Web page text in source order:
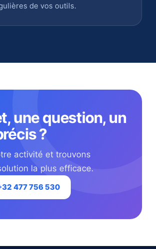
de vos outils.
une question, un
?
activité et trouvons
la plus efficace.
477 756 530